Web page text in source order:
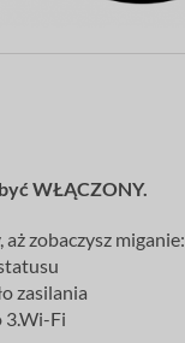
być WŁĄCZONY.
zobaczysz miganie:
zasilania
3.Wi-Fi